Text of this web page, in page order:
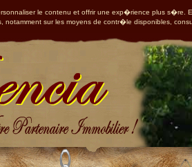
le contenu et offrir une exp�rience plus
notamment sur les moyens de contr�le disponibles,